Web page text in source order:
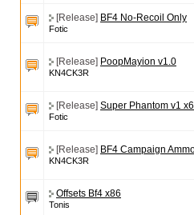
[Release] BF4 No-Recoil Only
Fotic
[Release] PoopMayion v1.0
KN4CK3R
[Release] Super Phantom v1
Fotic
[Release] BF4 Campaign
KN4CK3R
Offsets Bf4 x86
Tonis